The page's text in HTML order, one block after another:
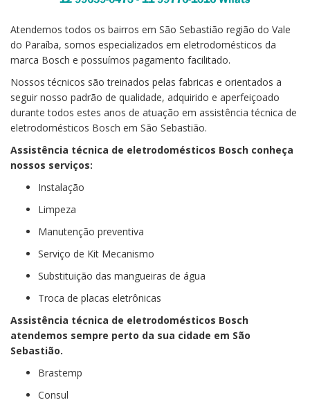
Atendemos todos os bairros em São Sebastião região do Vale
do Paraíba, somos especializados em eletrodomésticos da
marca Bosch e possuímos pagamento facilitado.
Nossos técnicos são treinados pelas fabricas e orientados a
seguir nosso padrão de qualidade, adquirido e aperfeiçoado
durante todos estes anos de atuação em assistência técnica de
eletrodomésticos Bosch em São Sebastião.
Assistência técnica de eletrodomésticos Bosch conheça
nossos serviços:
Instalação
Limpeza
Manutenção preventiva
Serviço de Kit Mecanismo
Substituição das mangueiras de água
Troca de placas eletrônicas
Assistência técnica de eletrodomésticos Bosch
atendemos sempre perto da sua cidade em São
Sebastião.
Brastemp
Consul